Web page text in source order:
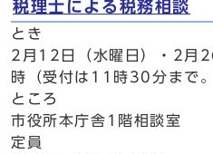
税理士による税務相談
とき
2月12日（水曜日）・2月
時（受付は11時30分まで
ところ
市役所本庁舎1階相談室
定員